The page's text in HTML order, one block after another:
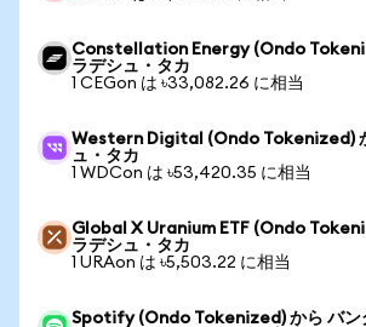
Constellation Energy (Ondo
ラデシュ・タカ
1 CEGon は ৳33,082.26 に相当
Western Digital (Ondo Tokenized)
ュ・タカ
1 WDCon は ৳53,420.35 に相当
Global X Uranium ETF (Ondo
ラデシュ・タカ
1 URAon は ৳5,503.22 に相当
Spotify (Ondo Tokenized) から バン